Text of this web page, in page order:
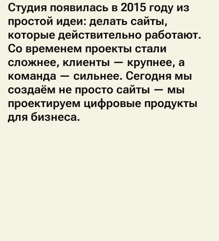
Студия появилась в 2015 году из
простой идеи: делать сайты,
которые действительно работают.
Со временем проекты стали
сложнее, клиенты — крупнее, а
команда — сильнее. Сегодня мы
создаём не просто сайты — мы
проектируем цифровые продукты
для бизнеса.